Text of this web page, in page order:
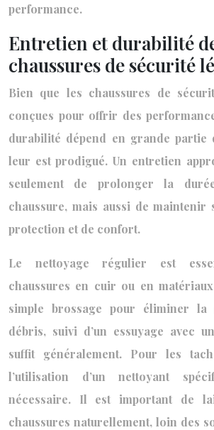
performance.
Entretien et durabilité
chaussures de sécurité
Bien que les chaussures de
conçues pour offrir des
durabilité dépend en grande partie
leur est prodigué. Un entretien
seulement de prolonger la
chaussure, mais aussi de maintenir
protection et de confort.
Le nettoyage régulier est
chaussures en cuir ou en
simple brossage pour éliminer la
débris, suivi d’un essuyage avec
suffit généralement. Pour les
l’utilisation d’un nettoyant
nécessaire. Il est important de
chaussures naturellement, loin des